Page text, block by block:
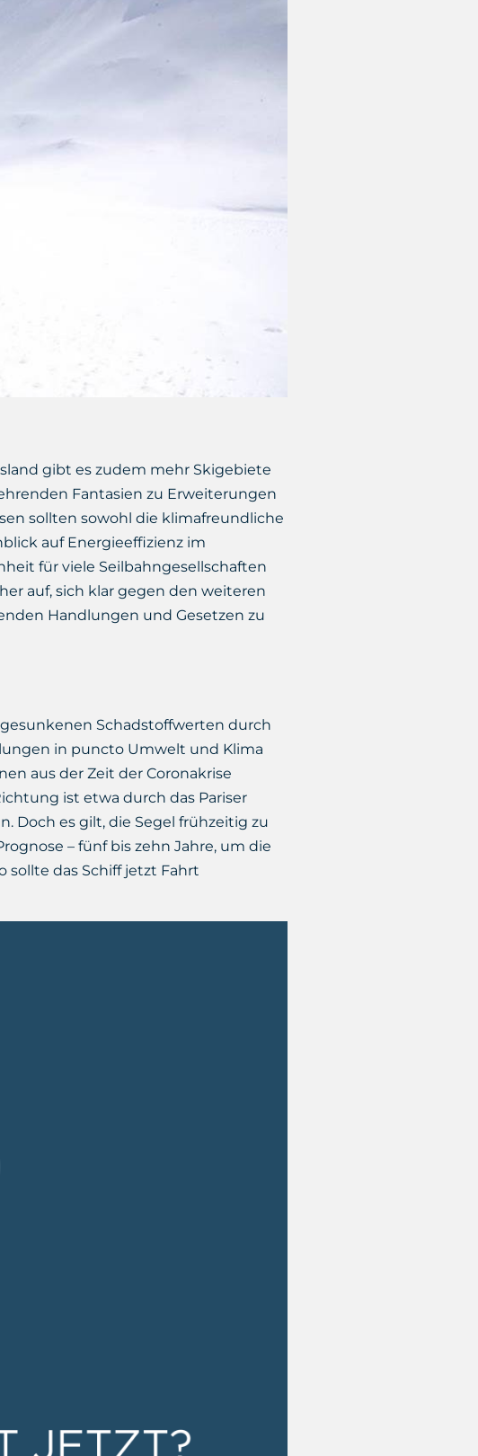
gibt es zudem mehr Skigebiete
Fantasien zu Erweiterungen
sollten sowohl die klimafreundliche
auf Energieeffizienz im
für viele Seilbahngesellschaften
auf, sich klar gegen den weiteren
Handlungen und Gesetzen zu
Schadstoffwerten durch
in puncto Umwelt und Klima
aus der Zeit der Coronakrise
ist etwa durch das Pariser
Doch es gilt, die Segel frühzeitig zu
– fünf bis zehn Jahre, um die
sollte das Schiff jetzt Fahrt